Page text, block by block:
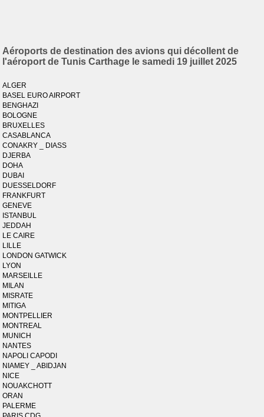
Aéroports de destination des avions qui décollent de
l'aéroport de Tunis Carthage le samedi 19 juillet 2025
ALGER
BASEL EURO AIRPORT
BENGHAZI
BOLOGNE
BRUXELLES
CASABLANCA
CONAKRY _ DIASS
DJERBA
DOHA
DUBAI
DUESSELDORF
FRANKFURT
GENEVE
ISTANBUL
JEDDAH
LE CAIRE
LILLE
LONDON GATWICK
LYON
MARSEILLE
MILAN
MISRATE
MITIGA
MONTPELLIER
MONTREAL
MUNICH
NANTES
NAPOLI CAPODI
NIAMEY _ ABIDJAN
NICE
NOUAKCHOTT
ORAN
PALERME